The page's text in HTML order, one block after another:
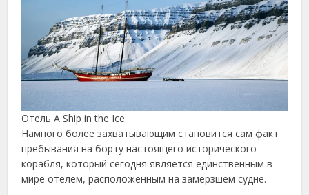
Отель A Ship in the Ice
Намного более захватывающим становится сам факт
пребывания на борту настоящего исторического
корабля, который сегодня является единственным в
мире отелем, расположенным на замёрзшем судне.